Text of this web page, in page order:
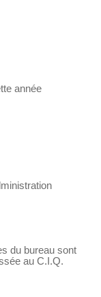
année
du bureau sont
au C.I.Q.